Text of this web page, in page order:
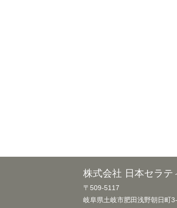
株式会社 日本セラテ
〒509-5117
岐阜県土岐市肥田浅野朝日町